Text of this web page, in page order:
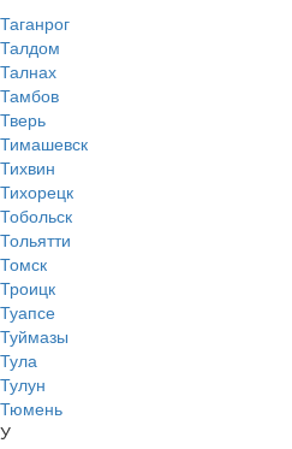
Таганрог
Талдом
Талнах
Тамбов
Тверь
Тимашевск
Тихвин
Тихорецк
Тобольск
Тольятти
Томск
Троицк
Туапсе
Туймазы
Тула
Тулун
Тюмень
У